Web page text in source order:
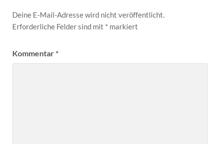
Deine E-Mail-Adresse wird nicht veröffentlicht.
Erforderliche Felder sind mit * markiert
Kommentar*